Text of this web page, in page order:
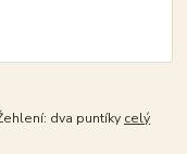
dva puntíky celý